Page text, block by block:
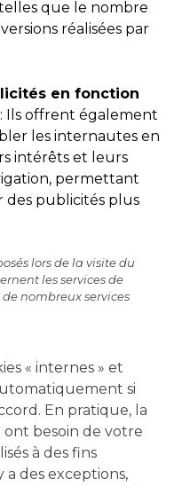
que le nombre
réalisées par
en fonction
: Ils offrent également
les internautes en
intérêts et leurs
permettant
des publicités plus
lors de la visite du
les services de
nombreux services
« internes » et
si
En pratique, la
ont besoin de votre
à des fins
a des exceptions,